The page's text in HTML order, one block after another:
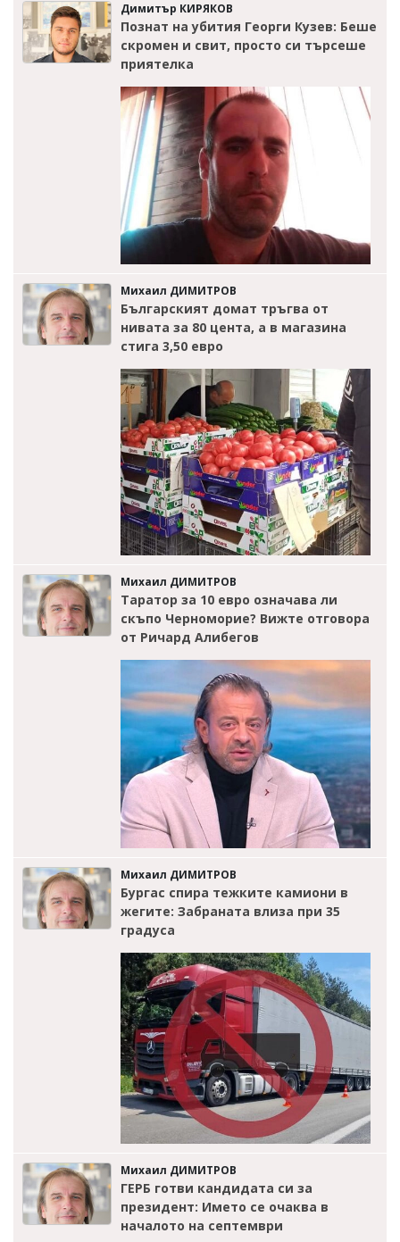
Димитър КИРЯКОВ
Познат на убития Георги Кузев: Беше
скромен и свит, просто си търсеше
приятелка
Михаил ДИМИТРОВ
Българският домат тръгва от
нивата за 80 цента, а в магазина
стига 3,50 евро
Михаил ДИМИТРОВ
Таратор за 10 евро означава ли
скъпо Черноморие? Вижте отговора
от Ричард Алибегов
Михаил ДИМИТРОВ
Бургас спира тежките камиони в
жегите: Забраната влиза при 35
градуса
Михаил ДИМИТРОВ
ГЕРБ готви кандидата си за
президент: Името се очаква в
началото на септември